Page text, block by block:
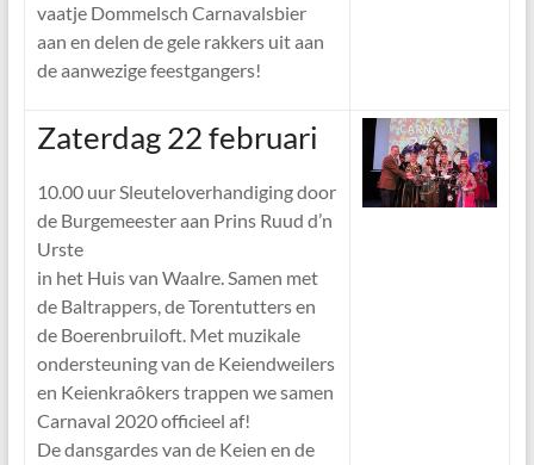
vaatje Dommelsch Carnavalsbier
aan en delen de gele rakkers uit aan
de aanwezige feestgangers!
Zaterdag 22 februari
10.00 uur Sleuteloverhandiging door
de Burgemeester aan Prins Ruud d’n
Urste
in het Huis van Waalre. Samen met
de Baltrappers, de Torentutters en
de Boerenbruiloft. Met muzikale
ondersteuning van de Keiendweilers
en Keienkraôkers trappen we samen
Carnaval 2020 officieel af!
De dansgardes van de Keien en de